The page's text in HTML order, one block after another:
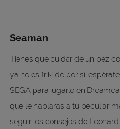
Seaman
Tienes que cuidar de un pez
ya no es friki de por sí,
SEGA para jugarlo en
que le hablaras a tu peculiar
seguir los consejos de